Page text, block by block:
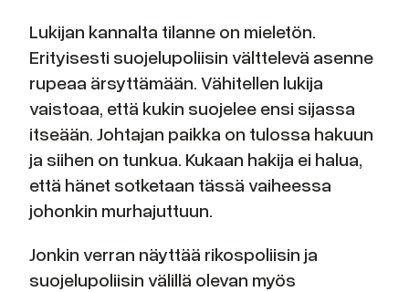
Lukijan kannalta tilanne on mieletön.
Erityisesti suojelupoliisin välttelevä asenne
rupeaa ärsyttämään. Vähitellen lukija
vaistoaa, että kukin suojelee ensi sijassa
itseään. Johtajan paikka on tulossa hakuun
ja siihen on tunkua. Kukaan hakija ei halua,
että hänet sotketaan tässä vaiheessa
johonkin murhajuttuun.
Jonkin verran näyttää rikospoliisin ja
suojelupoliisin välillä olevan myös